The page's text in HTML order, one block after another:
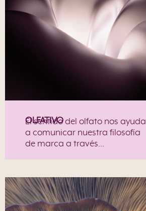
OLFATIVO
El sentido del olfato nos ayuda
a comunicar nuestra filosofía
de marca a través…